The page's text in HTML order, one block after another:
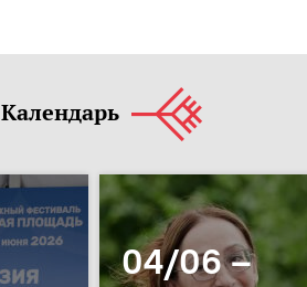
Календарь
04/06 –